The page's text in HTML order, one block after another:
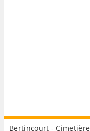
Bertincourt - Cimetière